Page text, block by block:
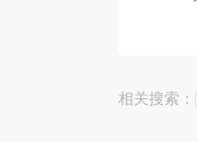
相关搜索：